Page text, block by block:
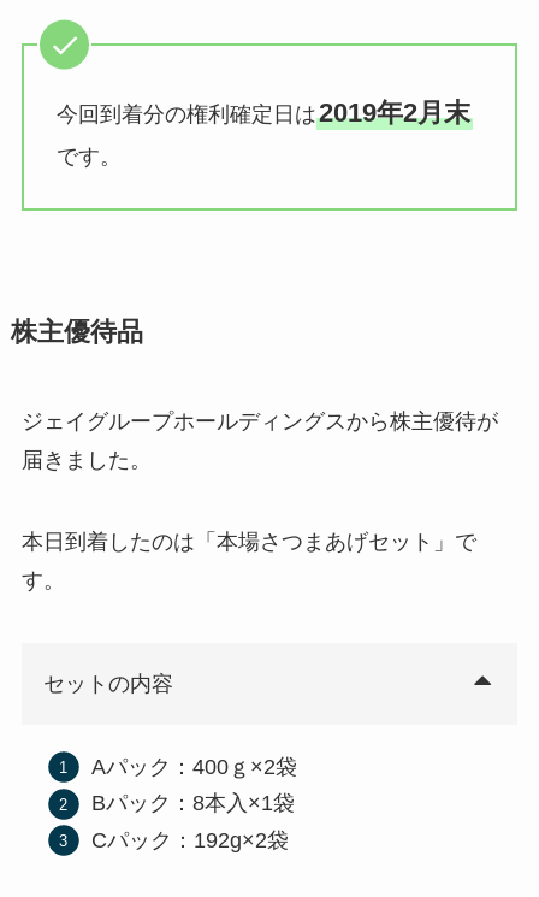
今回到着分の権利確定日は2019年2月末
です。
株主優待品
ジェイグループホールディングスから株主優待が
届きました。
本日到着したのは「本場さつまあげセット」で
す。
セットの内容
Aパック：400ｇ×2袋
Bパック：8本入×1袋
Cパック：192g×2袋